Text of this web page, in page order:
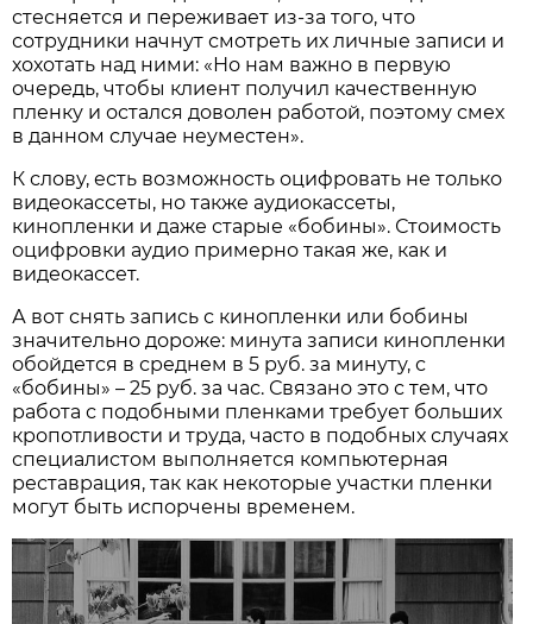
стесняется и переживает из-за того, что
сотрудники начнут смотреть их личные записи и
хохотать над ними: «Но нам важно в первую
очередь, чтобы клиент получил качественную
пленку и остался доволен работой, поэтому смех
в данном случае неуместен».
К слову, есть возможность оцифровать не только
видеокассеты, но также аудиокассеты,
кинопленки и даже старые «бобины». Стоимость
оцифровки аудио примерно такая же, как и
видеокассет.
А вот снять запись с кинопленки или бобины
значительно дороже: минута записи кинопленки
обойдется в среднем в 5 руб. за минуту, с
«бобины» – 25 руб. за час. Связано это с тем, что
работа с подобными пленками требует больших
кропотливости и труда, часто в подобных случаях
специалистом выполняется компьютерная
реставрация, так как некоторые участки пленки
могут быть испорчены временем.